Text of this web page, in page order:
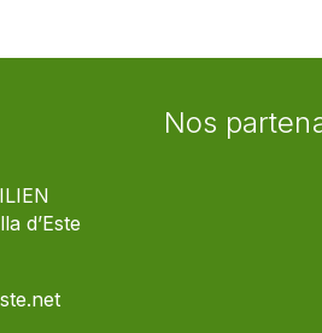
d’Este
Nos